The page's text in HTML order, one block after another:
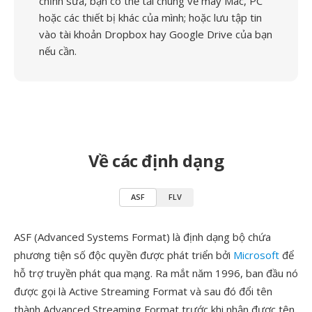
hoặc các thiết bị khác của mình; hoặc lưu tập tin
vào tài khoản Dropbox hay Google Drive của bạn
nếu cần.
Về các định dạng
ASF FLV
ASF (Advanced Systems Format) là định dạng bộ chứa
phương tiện số độc quyền được phát triển bởi Microsoft để
hỗ trợ truyền phát qua mạng. Ra mắt năm 1996, ban đầu nó
được gọi là Active Streaming Format và sau đó đổi tên
thành Advanced Streaming Format trước khi nhận được tên